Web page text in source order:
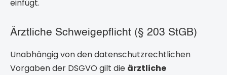
einfügt.
Ärztliche Schweigepflicht (§ 203 StGB)
Unabhängig von den datenschutzrechtlichen
Vorgaben der DSGVO gilt die ärztliche